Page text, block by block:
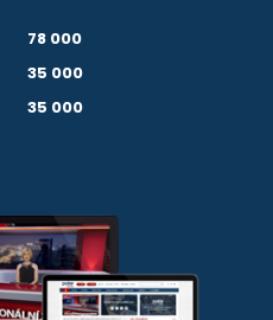
78 000
35 000
35 000